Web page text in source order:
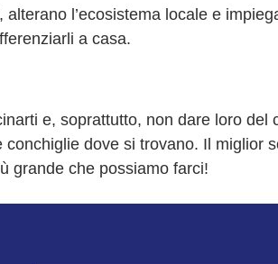
l’ecosistema locale e
a casa.
e, soprattutto, non dare loro del
dove si trovano. Il miglior
grande che possiamo farci!